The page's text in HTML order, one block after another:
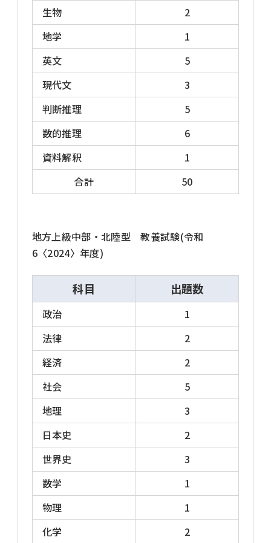
科目、出題内容によって、いくつかの出題タイ
プに分けることができます。多くの自治体が属
する「全国型」の出題形式は以下の通りです。
教養試験[択一式、120～150分、50問]
専門試験[択一式、120分、40問]
論(作)文試験
※論(作)文試験は、一次試験で行われる場合
と、二次試験で行われる場合とがあります。
面接試験[個別面接・集団面接、集団討論]
※面接試験は、二次試験以降で行われる場合
がほとんどですが、一部の自治体では、一次
各出題タイプの特徴
全国型
広く全国的に分布し、地方上級試験のベースと
なっているタイプです。教養試験は、試験時間
が120～150分、出題数50問で、ほとんどの場
合、全問必須解答です。なお、独自の問題や科
目を加えたり、除いたりして出題数を増減させ
たり、選択解答制を導入している自治体もあり
ます。
関東型
教養試験は、試験時間が120～150分、出題数
50問中20～25問が必須解答、残りが選択解答
で計40問解答。必須解答はおおむね一般知能
生物
2
地学
1
英文
5
現代文
3
判断推理
5
数的推理
6
資料解釈
1
合計
50
地方上級中部・北陸型 教養試験(令和
6〈2024〉年度)
科目 出題数
政治
1
法律
2
経済
2
社会
5
地理
3
日本史
2
世界史
3
数学
1
物理
1
化学
2